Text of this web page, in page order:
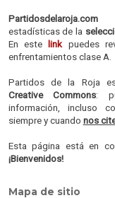
Partidosdelaroja.com
estadísticas de la
En este link puedes
enfrentamientos clase A.
Partidos de la Roja
Creative Commons:
información, incluso
siempre y cuando nos
Esta página está en
¡Bienvenidos!
Mapa de sitio